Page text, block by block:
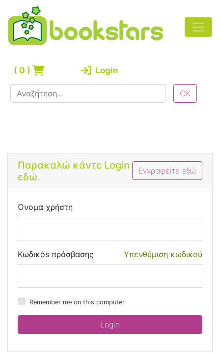
( 0 ) Login
Εγγραφείτε εδώ
Παρακαλώ κάντε Login
εδώ.
Όνομα χρήστη
Υπενθύμιση κωδικού
Κωδικόs πρόσβασης
Remember me on this computer